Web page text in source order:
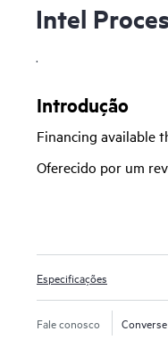
Intel
.
Introdução
Financing available
Oferecido por um
Especificações
Fale conosco